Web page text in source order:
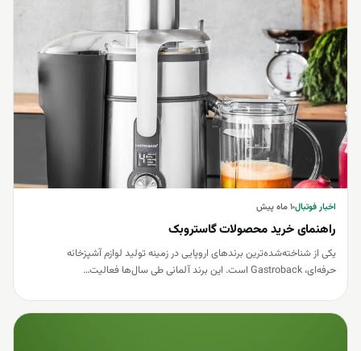
اخبار فوتبال۱ ماه پیش
راهنمای خرید محصولات گاستروبک
یکی از شناخته‌شده‌ترین برندهای اروپایی در زمینه تولید لوازم آشپزخانه
حرفه‌ای، Gastroback است. این برند آلمانی طی سال‌ها فعالیت…